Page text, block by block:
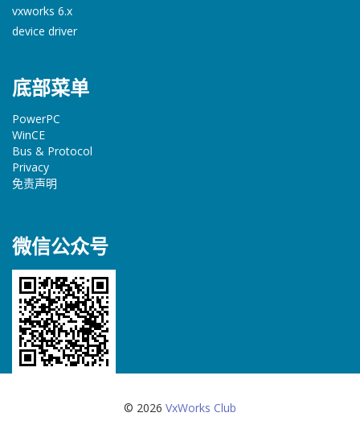
vxworks 6.x
device driver
底部菜单
PowerPC
WinCE
Bus & Protocol
Privacy
免责声明
微信公众号
© 2026 VxWorks Club